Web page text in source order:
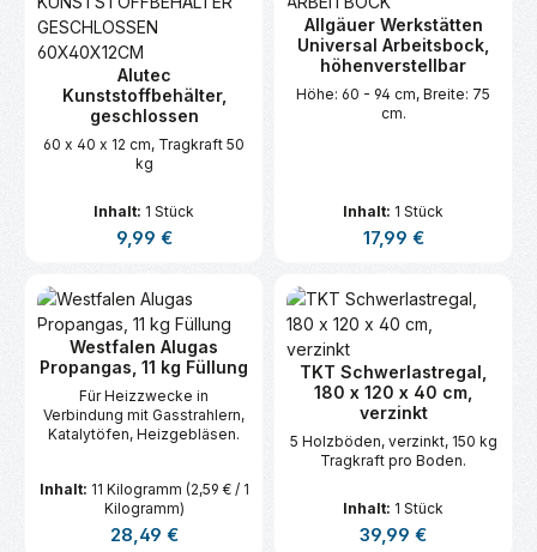
Alutec
Kunststoffbehälter,
geschlossen
60 x 40 x 12 cm, Tragkraft 50
kg
Inhalt: 1 Stück
Regulärer Preis:
9,99 €
Allgäuer Werkstätten
Universal Arbeitsbock,
höhenverstellbar
Höhe: 60 - 94 cm, Breite: 75
cm.
Inhalt: 1 Stück
Regulärer Preis:
17,99 €
Westfalen Alugas
Propangas, 11 kg Füllung
Für Heizzwecke in
Verbindung mit Gasstrahlern,
Katalytöfen, Heizgebläsen.
Inhalt: 11 Kilogramm (2,59 € / 1
Kilogramm)
Regulärer Preis:
28,49 €
TKT Schwerlastregal,
180 x 120 x 40 cm,
verzinkt
5 Holzböden, verzinkt, 150 kg
Tragkraft pro Boden.
Inhalt: 1 Stück
Regulärer Preis:
39,99 €